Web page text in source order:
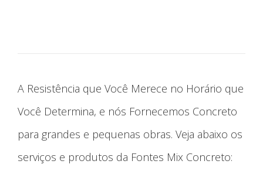
A Resistência que Você Merece no Horário que
Você Determina, e nós Fornecemos Concreto
para grandes e pequenas obras. Veja abaixo os
serviços e produtos da Fontes Mix Concreto: